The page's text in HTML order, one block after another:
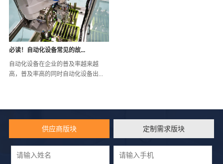
必读！自动化设备常见的故...
自动化设备在企业的普及率越来越
高，普及率高的同时自动化设备出...
供应商版块 定制需求版块